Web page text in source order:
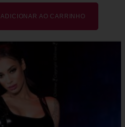
ADICIONAR AO CARRINHO